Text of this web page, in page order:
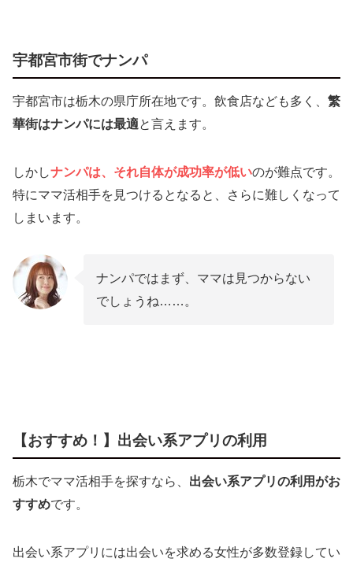
宇都宮市街でナンパ
宇都宮市は栃木の県庁所在地です。飲食店なども多く、 繁
華街はナンパには最適と言えます。
しかしナンパは、それ自体が成功率が低いのが難点です。
特にママ活相手を見つけるとなると、さらに難しくなって
しまいます。
ナンパではまず、ママは見つからない
でしょうね……。
【おすすめ！】出会い系アプリの利用
栃木でママ活相手を探すなら、 出会い系アプリの利用がお
すすめです。
出会い系アプリには出会いを求める女性が多数登録してい